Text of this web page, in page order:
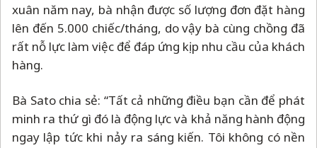
xuân năm nay, bà nhận được số lượng đơn đặt hàng
lên đến 5.000 chiếc/tháng, do vậy bà cùng chồng đã
rất nỗ lực làm việc để đáp ứng kịp nhu cầu của khách
hàng.
Bà Sato chia sẻ: “Tất cả những điều bạn cần để phát
minh ra thứ gì đó là động lực và khả năng hành động
ngay lập tức khi nảy ra sáng kiến. Tôi không có nền